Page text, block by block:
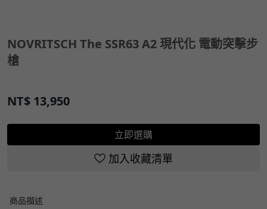
NOVRITSCH The SSR63 A2 現代化 電動突擊步
槍
NT$ 13,950
立即選購
加入收藏清單
商品描述